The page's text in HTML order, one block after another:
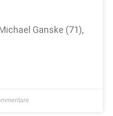
Ganske (71),